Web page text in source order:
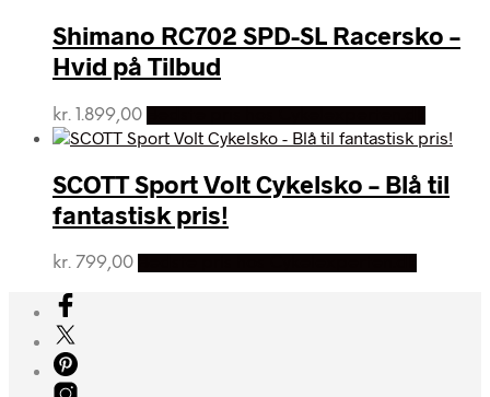
Shimano RC702 SPD-SL Racersko –
Hvid på Tilbud
kr. 1.899,00
SCOTT Sport Volt Cykelsko – Blå til
fantastisk pris!
kr. 799,00